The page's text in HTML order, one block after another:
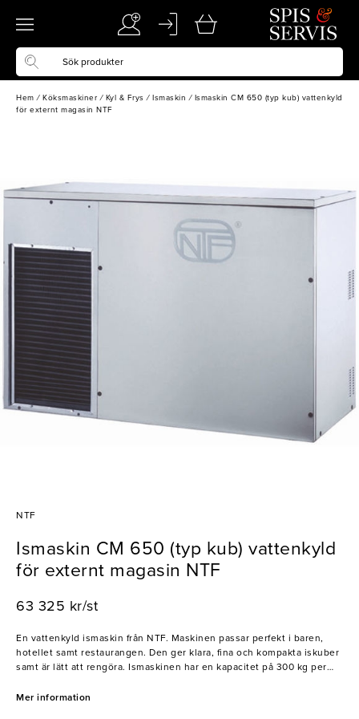
Hem / Köksmaskiner / Kyl & Frys / Ismaskin / Ismaskin CM 650 (typ kub) vattenkyld
för externt magasin NTF
NTF
Ismaskin CM 650 (typ kub) vattenkyld
för externt magasin NTF
63 325 kr/st
En vattenkyld ismaskin från NTF. Maskinen passar perfekt i baren,
hotellet samt restaurangen. Den ger klara, fina och kompakta iskuber
samt är lätt att rengöra. Ismaskinen har en kapacitet på 300 kg per
Mer information